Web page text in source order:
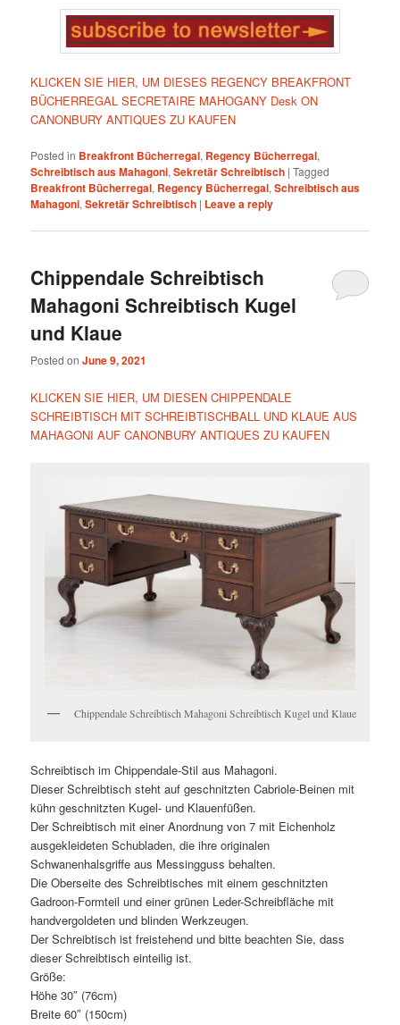
KLICKEN SIE HIER, UM DIESES REGENCY BREAKFRONT
BÜCHERREGAL SECRETAIRE MAHOGANY Desk ON
CANONBURY ANTIQUES ZU KAUFEN
Posted in Breakfront Bücherregal, Regency Bücherregal,
Schreibtisch aus Mahagoni,Sekretär Schreibtisch |Tagged
Breakfront Bücherregal, Regency Bücherregal,Schreibtisch aus
Mahagoni,Sekretär Schreibtisch | Leave a reply
Chippendale Schreibtisch
Mahagoni Schreibtisch Kugel
und Klaue
Posted onJune 9, 2021
KLICKEN SIE HIER, UM DIESEN CHIPPENDALE
SCHREIBTISCH MIT SCHREIBTISCHBALL UND KLAUE AUS
MAHAGONI AUF CANONBURY ANTIQUES ZU KAUFEN
Chippendale Schreibtisch Mahagoni Schreibtisch Kugel und Klaue
Schreibtisch im Chippendale-Stil aus Mahagoni.
Dieser Schreibtisch steht auf geschnitzten Cabriole-Beinen mit
kühn geschnitzten Kugel- und Klauenfüßen.
Der Schreibtisch mit einer Anordnung von 7 mit Eichenholz
ausgekleideten Schubladen, die ihre originalen
Schwanenhalsgriffe aus Messingguss behalten.
Die Oberseite des Schreibtisches mit einem geschnitzten
Gadroon-Formteil und einer grünen Leder-Schreibfläche mit
handvergoldeten und blinden Werkzeugen.
Der Schreibtisch ist freistehend und bitte beachten Sie, dass
dieser Schreibtisch einteilig ist.
Größe:
Höhe 30″ (76cm)
Breite 60″ (150cm)